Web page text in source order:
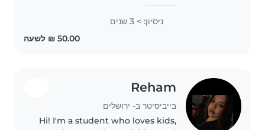
ילדים עם צרכים מיוחדים. אני סבלנית,
ניסיון: > 3 שנים
Reham
בייביסיטר ב- ירושלים
Hi! I'm a student who loves kids,